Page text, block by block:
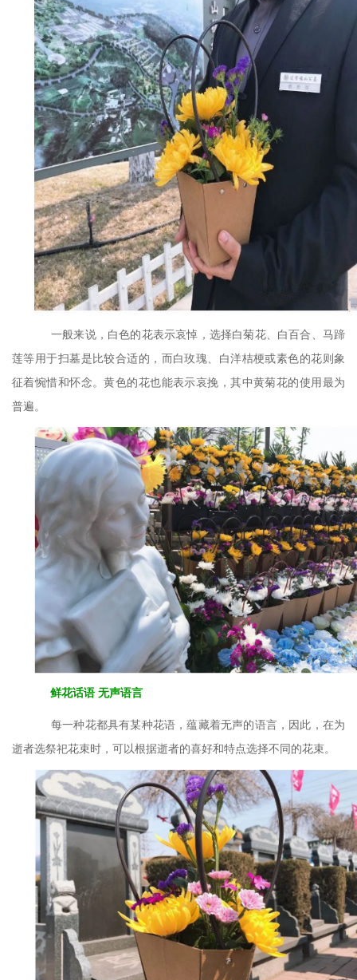
一般来说，白色的花表示哀悼，选择白菊花、白百合、马蹄
莲等用于扫墓是比较合适的，而白玫瑰、白洋桔梗或素色的花则象
征着惋惜和怀念。黄色的花也能表示哀挽，其中黄菊花的使用最为
普遍。
鲜花话语 无声语言
每一种花都具有某种花语，蕴藏着无声的语言，因此，在为
逝者选祭祀花束时，可以根据逝者的喜好和特点选择不同的花束。